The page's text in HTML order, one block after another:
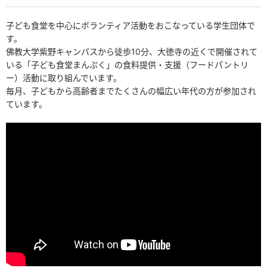
子ども食堂を中心にボランティア活動をおこなっている学生団体で
す。
佛教大学紫野キャンパスから徒歩10分、大徳寺の近くで開催されて
いる「子ども食堂まんぷく」の食料提供・支援（フードパントリ
ー）活動に取り組んでいます。
毎月、子どもから高齢者までたくさんの幅広い年代の方が参加され
ています。